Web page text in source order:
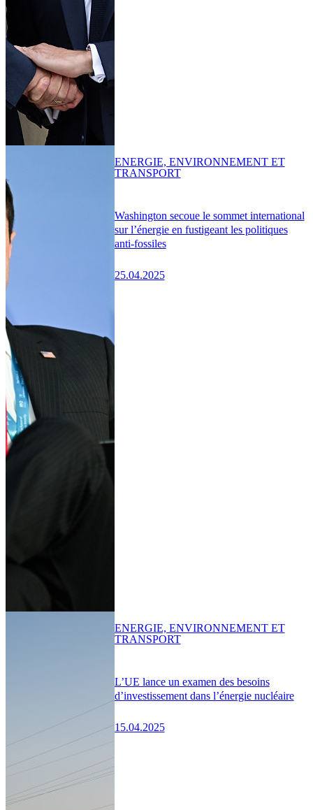
Washington secoue le sommet international
sur l’énergie en fustigeant les politiques
anti-fossiles
25.04.2025
ENERGIE, ENVIRONNEMENT ET
TRANSPORT
L’UE lance un examen des besoins
d’investissement dans l’énergie nucléaire
15.04.2025
ENERGIE, ENVIRONNEMENT ET
TRANSPORT